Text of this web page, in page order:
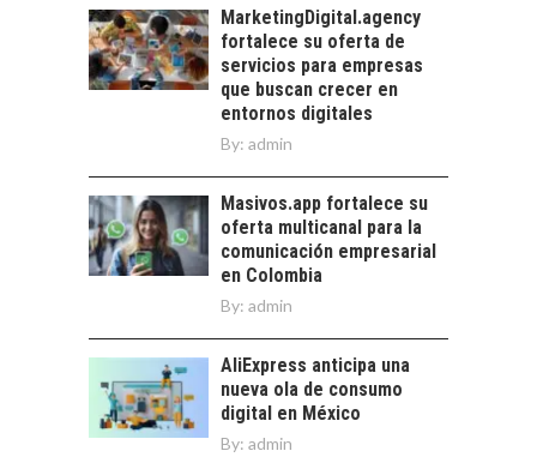
servicios digitales en
Chile:…
TURISMO EN EL
DESIERTO DE
ATACAMA:
OPORTUNIDADES
PARA EL
DESARROLLO LOCAL
Atacama: Motor
Estratégico para el
Desarrollo Turístico…
MarketingDigital.agency
fortalece su oferta de
servicios para empresas
que buscan crecer en
entornos digitales
By: admin
Masivos.app fortalece su
oferta multicanal para la
comunicación empresarial
en Colombia
By: admin
AliExpress anticipa una
nueva ola de consumo
digital en México
By: admin